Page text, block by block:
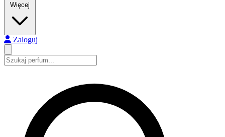
Więcej
Zaloguj